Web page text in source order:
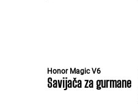
Honor Magic V6
Savijača za gurmane